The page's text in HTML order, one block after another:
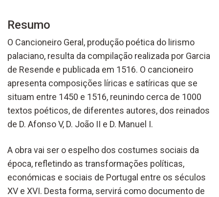
Resumo
O Cancioneiro Geral, produção poética do lirismo
palaciano, resulta da compilação realizada por Garcia
de Resende e publicada em 1516. O cancioneiro
apresenta composições líricas e satíricas que se
situam entre 1450 e 1516, reunindo cerca de 1000
textos poéticos, de diferentes autores, dos reinados
de D. Afonso V, D. João II e D. Manuel I.
A obra vai ser o espelho dos costumes sociais da
época, refletindo as transformações políticas,
económicas e sociais de Portugal entre os séculos
XV e XVI. Desta forma, servirá como documento de